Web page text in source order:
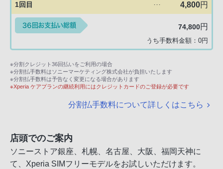
1回目 ･･･ 4,800円
74,800円
うち手数料金額： 0円
※分割クレジット36回払いをご利用の場合
※分割払手数料はソニーマーケティング株式会社が負担いたします
※分割払手数料は予告なく変更になる場合があります
※Xperia ケアプランの継続利用にはクレジットカードのご登録が必要です
分割払手数料について詳しくはこちら
店頭でのご案内
ソニーストア銀座、札幌、名古屋、大阪、福岡天神に
て、Xperia SIMフリーモデルをお試しいただけます。